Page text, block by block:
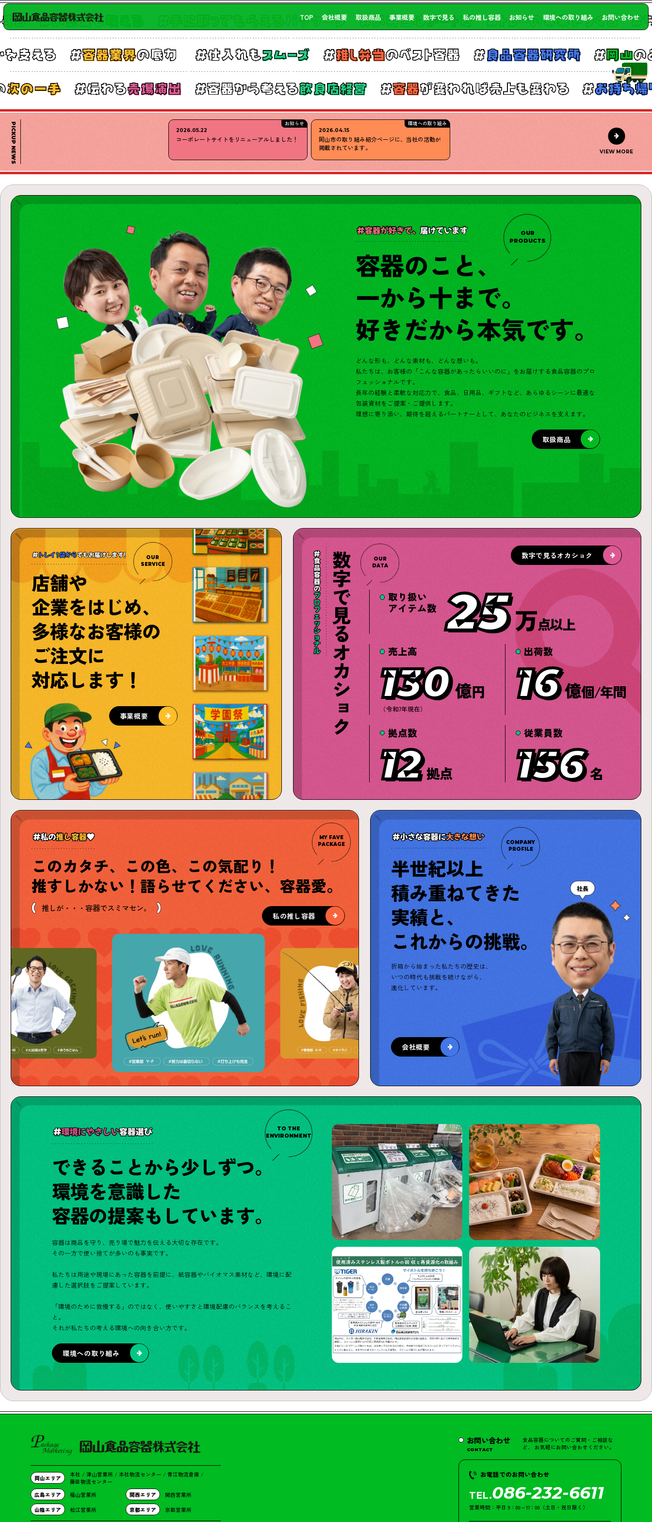
TOP 会社概要 取扱商品 事業概要 数字で見る 私の推し容器 お知らせ 環境への取り組み お問い合わせ
PICKUP NEWS 2026.05.22
お知らせ
コーポレートサイトをリニューアルしました！
2026.04.15
環境への取り組み
岡山市の取り組み紹介ページに、当社の活動が
掲載されています。
VIEW MORE
OUR
PRODUCTS
容器のこと、
一から十まで。
好きだから本気です。
どんな形も、どんな素材も、どんな想いも。
私たちは、お客様の「こんな容器があったらいいのに」をお届けする食品容器のプロ
フェッショナルです。
長年の経験と柔軟な対応力で、食品、日用品、ギフトなど、あらゆるシーンに最適な
包装資材をご提案・ご提供します。
理想に寄り添い、期待を超えるパートナーとして、あなたのビジネスを支えます。
取扱商品
OUR
SERVICE
店舗や
企業をはじめ、
多様なお客様の
ご注文に
対応します！
事業概要
OUR
DATA
数字で見るオカショク 取り扱い
アイテム数 25万点以上
売上高
130 億円
（令和7年現在）
出荷数
16 億個/年間
拠点数
12 拠点
従業員数
156 名
数字で見るオカショク
MY FAVE
PACKAGE
このカタチ、 この色、この気配り！
推すしかない！語らせてください、容器愛。
私の推し容器
推しが・・・容器でスミマセン。
COMPANY
PROFILE
半世紀以上
積み重ねてきた
実績と、
これからの挑戦。
折箱から始まった私たちの歴史は、
いつの時代も挑戦を続けながら、
進化しています。
会社概要
TO THE
ENVIRONMENT
できることから少しずつ。
環境を意識した
容器の提案もしています。
容器は商品を守り、売り場で魅力を伝える大切な存在です。
その一方で使い捨てが多いのも事実です。
私たちは用途や現場にあった容器を前提に、紙容器やバイオマス素材など、環境に配
慮した選択肢をご提案しています。
「環境のために我慢する」のではなく、使いやすさと環境配慮のバランスを考えるこ
と。
それが私たちの考える環境への向き合い方です。
環境への取り組み
岡山エリア 本社 / 津山営業所 / 本社物流センター /青江物流倉庫 /
藤田物流センター
広島エリア
福山営業所 関西エリア 関西営業所
山陰エリア 松江営業所 京都エリア 京都営業所
お問い合わせ
CONTACT
食品容器についてのご質問・ご相談な
ど、 お気軽にお問い合わせください。
お電話でのお問い合わせ
TEL.086-232-6611
営業時間：平日 9：00～17：00（土日・祝日除く）